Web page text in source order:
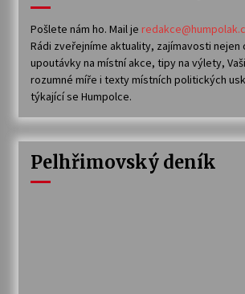
Pošlete nám ho. Mail je
Rádi zveřejníme aktuality, zajímavosti nejen
upoutávky na místní akce, tipy na výlety,
rozumné míře i texty místních politických
týkající se Humpolce.
Pelhřimovský deník